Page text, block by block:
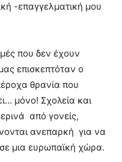
-επαγγελματική μου
που δεν έχουν
επισκεπτόταν ο
θρανία που
μόνο! Σχολεία και
από γονείς,
ανεπαρκή για να
μια ευρωπαϊκή χώρα.